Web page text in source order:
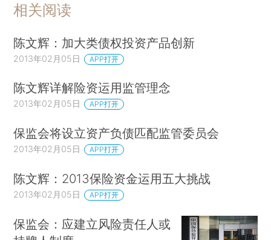
相关阅读
陈文辉：加大类债权投资产品创新
2013年02月05日 APP打开
陈文辉详解险资运用监管理念
2013年02月05日 APP打开
保监会将设立资产负债匹配监管委员会
2013年02月05日 APP打开
陈文辉：2013保险资金运用五大挑战
2013年02月05日 APP打开
保监会：应建立风险责任人或